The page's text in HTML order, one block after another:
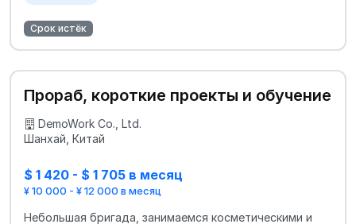
Срок истёк
Прораб, короткие проекты и обучение
DemoWork Co., Ltd.
Шанхай, Китай
$ 1 420 - $ 1 705 в месяц
¥ 10 000 - ¥ 12 000 в месяц
Небольшая бригада, занимаемся косметическими и